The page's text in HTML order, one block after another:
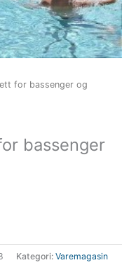
for bassenger og
bassenger
Kategori: Varemagasin